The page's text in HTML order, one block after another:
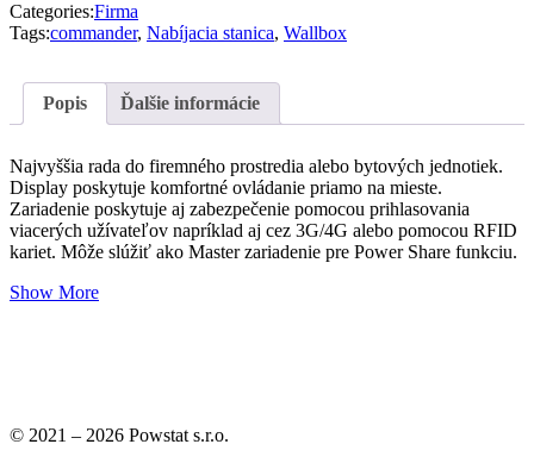
2
-
Categories:Firma
Tags:commander, Nabíjacia stanica, Wallbox
Popis Ďalšie informácie
Najvyššia rada do firemného prostredia alebo bytových jednotiek.
Display poskytuje komfortné ovládanie priamo na mieste.
Zariadenie poskytuje aj zabezpečenie pomocou prihlasovania
viacerých užívateľov napríklad aj cez 3G/4G alebo pomocou RFID
kariet. Môže slúžiť ako Master zariadenie pre Power Share funkciu.
Show More
© 2021 – 2026 Powstat s.r.o.